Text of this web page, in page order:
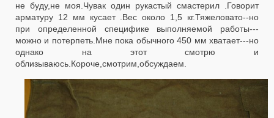
не буду,не моя.Чувак один рукастый смастерил .Говорит
арматуру 12 мм кусает .Вес около 1,5 кг.Тяжеловато--но
при определенной специфике выполняемой работы---
можно и потерпеть.Мне пока обычного 450 мм хватает---но
однако на этот смотрю и
облизываюсь.Короче,смотрим,обсуждаем.